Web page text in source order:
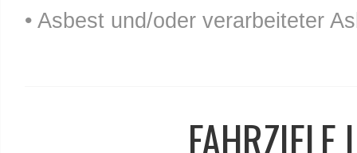
• Asbest und/oder verarbeiteter